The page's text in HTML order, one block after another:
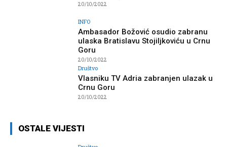
20/10/2022
INFO
Ambasador Božović osudio zabranu
ulaska Bratislavu Stojiljkoviću u Crnu
Goru
20/10/2022
Društvo
Vlasniku TV Adria zabranjen ulazak u
Crnu Goru
20/10/2022
OSTALE VIJESTI